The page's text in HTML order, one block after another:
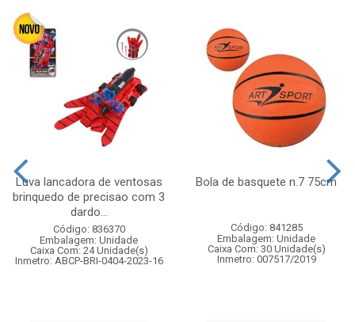
Luva lancadora de ventosas
brinquedo de precisao com 3
dardo...
Código: 836370
Embalagem: Unidade
Caixa Com: 24 Unidade(s)
Inmetro: ABCP-BRI-0404-2023-16
Bola de basquete n.7 75cm
Código: 841285
Embalagem: Unidade
Caixa Com: 30 Unidade(s)
Inmetro: 007517/2019